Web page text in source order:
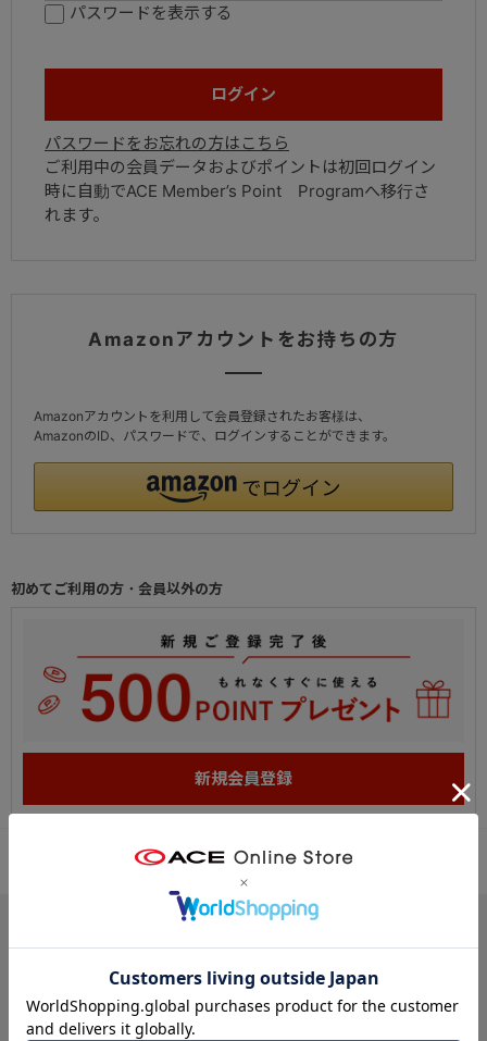
パスワードを表示する
パスワードをお忘れの方はこちら
ご利用中の会員データおよびポイントは初回ログイン
時に自動でACE Member’s Point Programへ移行さ
れます。
Amazonアカウントをお持ちの方
Amazonアカウントを利用して会員登録されたお客様は、
AmazonのID、パスワードで、ログインすることができます。
初めてご利用の方・会員以外の方
PC スマートフォン
3,300円以上のご購入で
「送料無料」